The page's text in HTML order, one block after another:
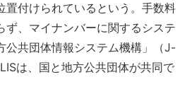
置付けられているという。手数料
ず、マイナンバーに関するシステ
公共団体情報システム機構」（J-
は、国と地方公共団体が共同で